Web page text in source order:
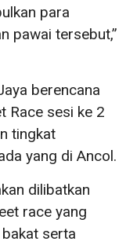
para
pawai tersebut,”
berencana
Race sesi ke 2
tingkat
yang di Ancol.
dilibatkan
race yang
serta